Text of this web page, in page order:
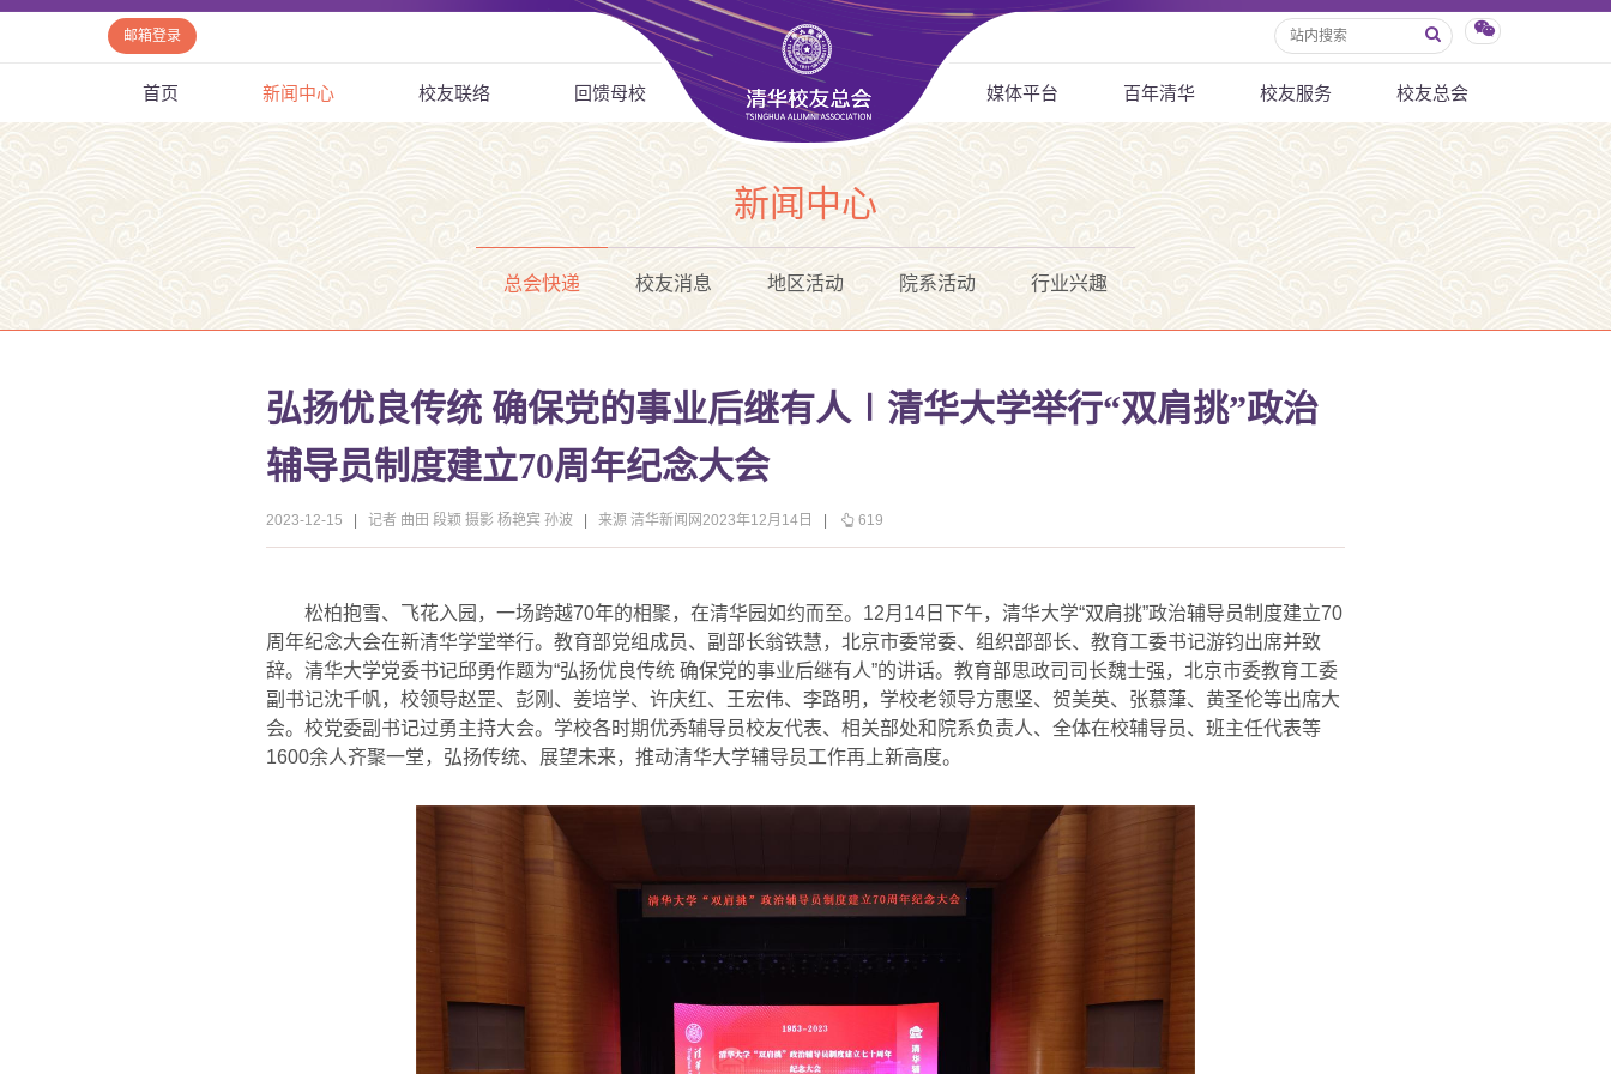
邮箱登录
首页 新闻中心 校友联络 回馈母校 媒体平台 百年清华 校友服务 校友总会
新闻中心
总会快递 校友消息 地区活动 院系活动 行业兴趣
弘扬优良传统 确保党的事业后继有人∣清华大学举行“双肩挑”政治
辅导员制度建立70周年纪念大会
2023-12-15 记者 曲田 段颖 摄影 杨艳宾 孙波 来源 清华新闻网2023年12月14日 619
松柏抱雪、飞花入园，一场跨越70年的相聚，在清华园如约而至。 12月 14 日下午，清华大学“双肩挑”政治辅导员制度建立70
周年纪念大会在新清华学堂举行。教育部党组成员、副部长翁铁慧，北京市委常委、组织部部长、教育工委书记游钧出席并致
辞。清华大学党委书记邱勇作题为“弘扬优良传统 确保党的事业后继有人”的讲话。教育部思政司司长魏士强，北京市委教育工委
副书记沈千帆，校领导赵罡、彭刚、姜培学、许庆红、王宏伟、李路明，学校老领导方惠坚、贺美英、张慕葏、黄圣伦等出席大
会。校党委副书记过勇主持大会。学校各时期优秀辅导员校友代表、相关部处和院系负责人、全体在校辅导员、班主任代表等
1600余人齐聚一堂，弘扬传统、展望未来，推动清华大学辅导员工作再上新高度。